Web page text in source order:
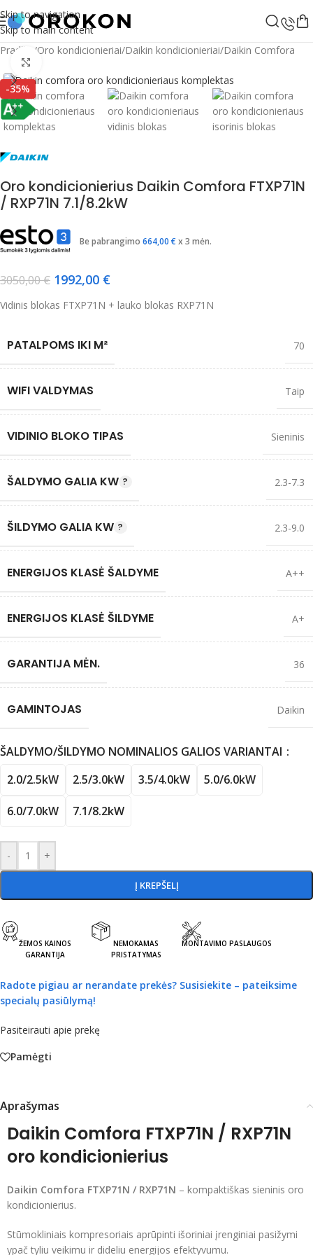
Skip to navigation
Skip to main content
Pradžia
/Oro kondicionieriai/Daikin kondicionieriai/Daikin Comfora
-35%
Oro kondicionierius Daikin Comfora FTXP71N
/ RXP71N 7.1/8.2kW
Be pabrangimo 664,00 € x 3 mėn.
3050,00€ 1992,00 €
Vidinis blokas FTXP71N + lauko blokas RXP71N
PATALPOMS IKI M² 70
WIFI VALDYMAS Taip
VIDINIO BLOKO TIPAS Sieninis
ŠALDYMO GALIA KW 2.3-7.3
ŠILDYMO GALIA KW 2.3-9.0
ENERGIJOS KLASĖ ŠALDYME A++
ENERGIJOS KLASĖ ŠILDYME A+
GARANTIJA MĖN. 36
GAMINTOJAS Daikin
ŠALDYMO/ŠILDYMO NOMINALIOS GALIOS VARIANTAI
2.0/2.5kW
2.5/3.0kW 3.5/4.0kW 5.0/6.0kW
6.0/7.0kW 7.1/8.2kW
- +
Į KREPŠELĮ
ŽEMOS KAINOS
GARANTIJA
NEMOKAMAS
PRISTATYMAS
MONTAVIMO PASLAUGOS
Radote pigiau ar nerandate prekės? Susisiekite – pateiksime
specialų pasiūlymą!
Pasiteirauti apie prekę
Pamėgti
Aprašymas
Daikin Comfora FTXP71N / RXP71N
oro kondicionierius
Daikin Comfora FTXP71N / RXP71N – kompaktiškas sieninis oro
kondicionierius.
Stūmokliniais kompresoriais aprūpinti išoriniai įrenginiai pasižymi
ypač tyliu veikimu ir dideliu energijos efektyvumu.